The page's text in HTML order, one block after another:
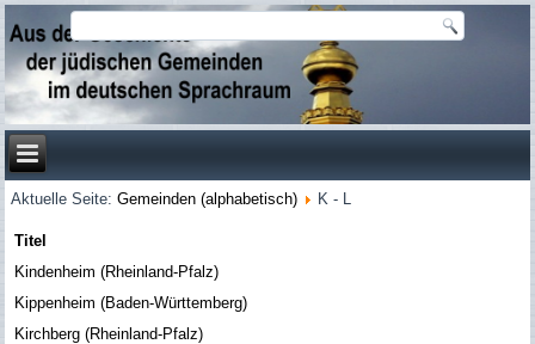
Aktuelle Seite:Gemeinden (alphabetisch) K - L
Titel
Kindenheim (Rheinland-Pfalz)
Kippenheim (Baden-Württemberg)
Kirchberg (Rheinland-Pfalz)